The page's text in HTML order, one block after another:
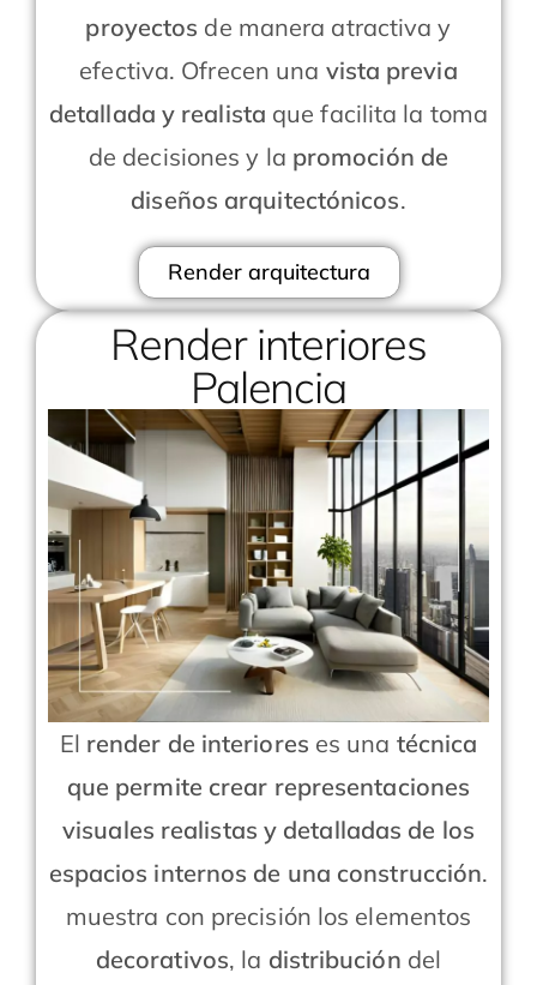
proyectos de manera atractiva y
efectiva. Ofrecen una vista previa
detallada y realista que facilita la toma
de decisiones y la promoción de
diseños arquitectónicos.
Render arquitectura
Render interiores
Palencia
El render de interiores es una técnica
que permite crear representaciones
visuales realistas y detalladas de los
espacios internos de una construcción.
muestra con precisión los elementos
decorativos, la distribución del